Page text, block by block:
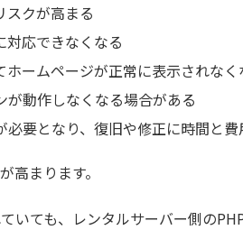
スクが高まる
対応できなくなる
ホームページが正常に表示されな
が動作しなくなる場合がある
必要となり、復旧や修正に時間と
高まります。
いても、レンタルサーバー側の